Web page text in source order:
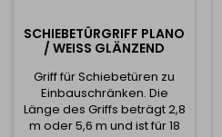
SCHIEBETÜRGRIFF PLANO
/ WEISS GLÄNZEND
Griff für Schiebetüren zu
Einbauschränken. Die
Länge des Griffs beträgt 2,8
m oder 5,6 m und ist für 18